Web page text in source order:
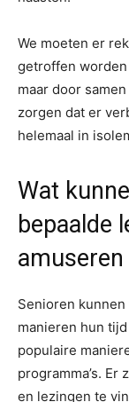
We moeten er
getroffen
maar door
zorgen dat er
helemaal in
Wat
bepaalde
Senioren
manieren hun
populaire
programma’s.
en lezingen te